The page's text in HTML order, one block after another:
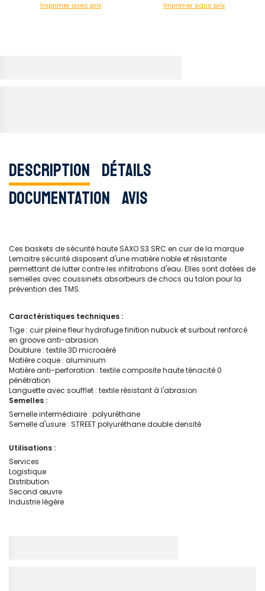
Imprimer avec prix Imprimer sans prix
Description Détails
Documentation Avis
Ces baskets de sécurité haute SAXO S3 SRC en cuir de la marque
Lemaitre sécurité disposent d'une matière noble et résistante
permettant de lutter contre les infiltrations d'eau. Elles sont dotées de
semelles avec coussinets absorbeurs de chocs au talon pour la
prévention des TMS.
Caractéristiques techniques :
Tige : cuir pleine fleur hydrofuge finition nubuck et surbout renforcé
en groove anti-abrasion
Doublure : textile 3D microaéré
Matière coque : aluminium
Matière anti-perforation : textile composite haute ténacité 0
pénétration
Languette avec soufflet : textile résistant à l'abrasion
Semelles :
Semelle intermédiaire : polyuréthane
Semelle d'usure : STREET polyuréthane double densité
Utilisations :
Services
Logistique
Distribution
Second œuvre
Industrie légère